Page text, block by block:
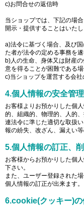
c)お問合せの返信時
当ショップでは、下記の場
開示・提供することはいたし
a)法令に基づく場合、及び
た者が法令の定める事務を
b)人の生命、身体又は財産
意を得ることが困難である
c)当ショップを運営する会
4.個人情報の安全管理
お客様よりお預かりした個
的、組織的、物理的、人的
連法令に準じた適切な取扱
報の紛失、改ざん、漏えい
5.個人情報の訂正、
お客様からお預かりした個
下さい。
また、ユーザー登録された
個人情報の訂正が出来ます。
6.cookie(クッキー)の